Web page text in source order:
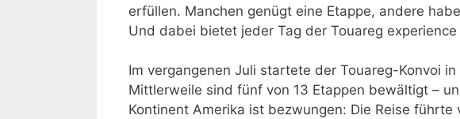
erfüllen. Manchen genügt eine Etappe, andere
Und dabei bietet jeder Tag der Touareg
Im vergangenen Juli startete der Touareg-Konvoi in
Mittlerweile sind fünf von 13 Etappen bewältigt –
Kontinent Amerika ist bezwungen: Die Reise führte